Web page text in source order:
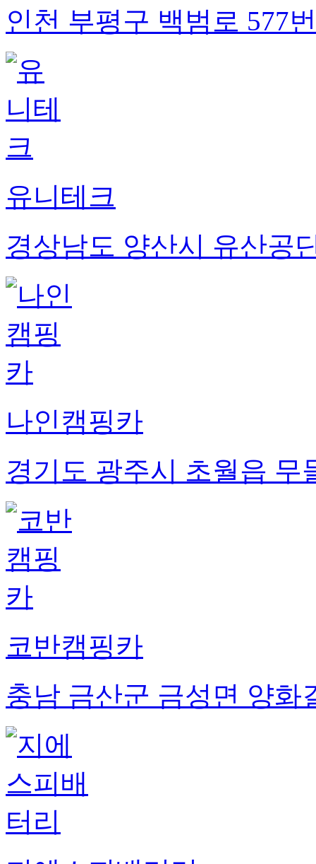
인천 부평구 백범로 577
유니테크
경상남도 양산시 유산공
나인캠핑카
경기도 광주시 초월읍 무
코반캠핑카
충남 금산군 금성면 양화